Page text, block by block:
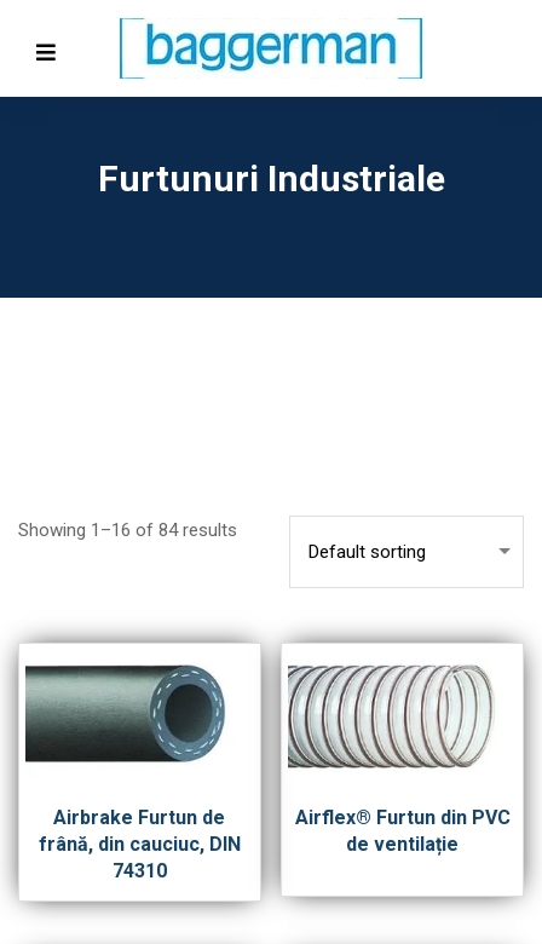
Furtunuri Industriale
Showing 1–16 of 84 results
Airbrake Furtun de
frână, din cauciuc, DIN
74310
Airflex® Furtun din PVC
de ventilație